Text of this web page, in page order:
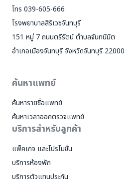
โทร 039-605-666
โรงพยาบาลสิริเวชจันทบุรี
151 หมู่ 7 ถนนตรีรัตน์ ตำบลจันทนิมิต
อำเภอเมืองจันทบุรี จังหวัดจันทบุรี 22000
ค้นหาแพทย์
ค้นหารายชื่อแพทย์
ค้นหาเวลาออกตรวจแพทย์
บริการสำหรับลูกค้า
แพ็คเกจ และโปรโมชั่น
บริการห้องพัก
บริการตัวแทนประกัน